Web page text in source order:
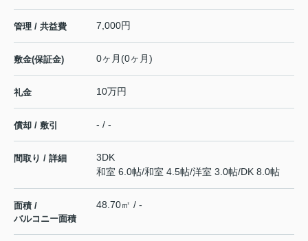
管理 / 共益費 7,000円
敷金(保証金) 0ヶ月(0ヶ月)
礼金 10万円
償却 / 敷引 - / -
間取り / 詳細
3DK
和室 6.0帖/和室 4.5帖/洋室 3.0帖/DK 8.0帖
面積 /
バルコニー面積
48.70㎡ / -